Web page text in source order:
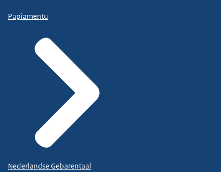
Papiamentu
Nederlandse Gebarentaal